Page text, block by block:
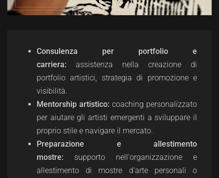
Consulenza per portfolio e
carriera: assistenza nella creazione di
portfolio artistici, strategia di promozione e
visibilità.
Mentorship artistico: coaching personalizzato
per aiutare gli artisti emergenti a sviluppare il
proprio stile e navigare il mercato.
Preparazione e allestimento
mostre: supporto nell'organizzazione e
allestimento di mostre d'arte personali o